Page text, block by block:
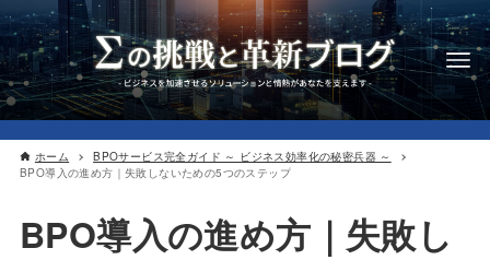
ホーム
BPOサービス完全ガイド ～ ビジネス効率化の秘密兵器 ～
BPO導入の進め方｜失敗しないための5つのステップ
BPO導入の進め方｜失敗し